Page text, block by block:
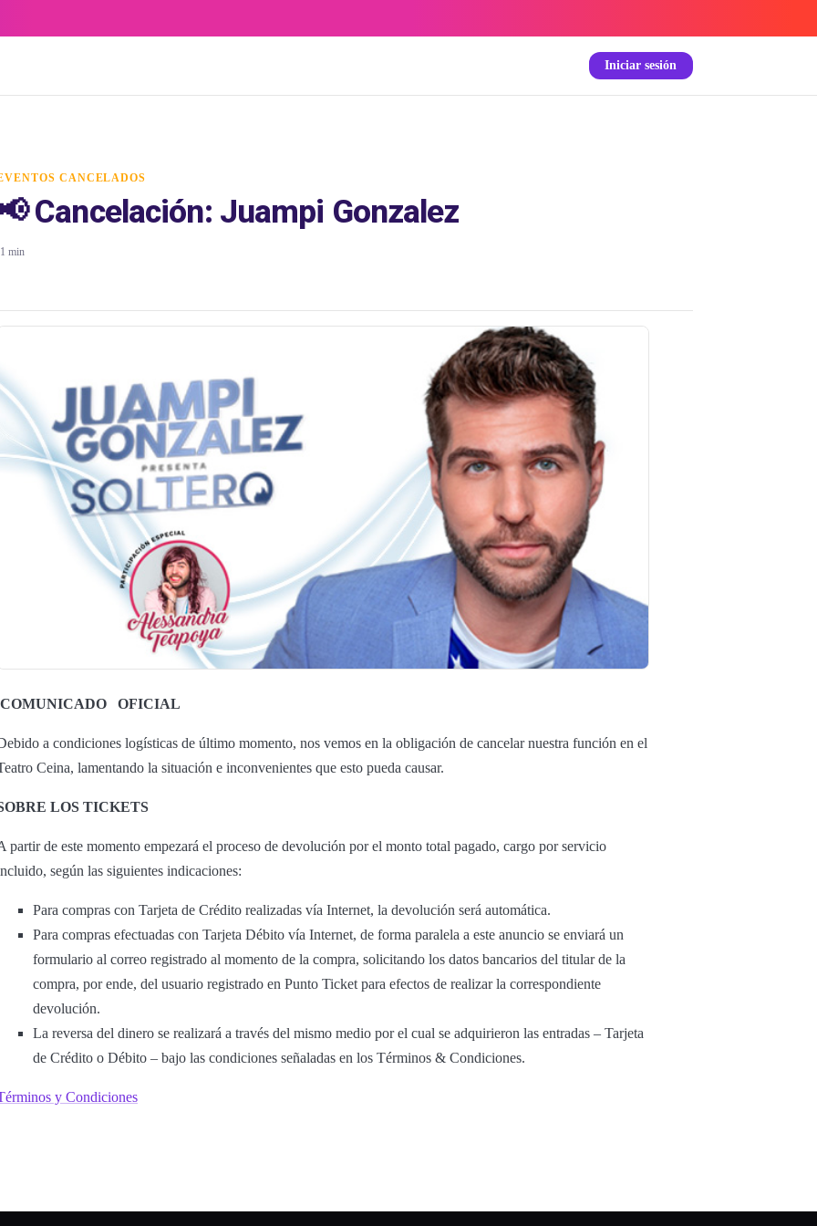
Iniciar sesión
CANCELADOS
Cancelación: Juampi Gonzalez
1 min
COMUNICADO OFICIAL
a condiciones logísticas de último momento, nos vemos en la obligación de cancelar nuestra función en el
Ceina, lamentando la situación e inconvenientes que esto pueda causar.
LOS TICKETS
partir de este momento empezará el proceso de devolución por el monto total pagado, cargo por servicio
según las siguientes indicaciones:
Para compras con Tarjeta de Crédito realizadas vía Internet, la devolución será automática.
Para compras efectuadas con Tarjeta Débito vía Internet, de forma paralela a este anuncio se enviará un
formulario al correo registrado al momento de la compra, solicitando los datos bancarios del titular de la
compra, por ende, del usuario registrado en Punto Ticket para efectos de realizar la correspondiente
devolución.
La reversa del dinero se realizará a través del mismo medio por el cual se adquirieron las entradas – Tarjeta
de Crédito o Débito – bajo las condiciones señaladas en los Términos & Condiciones.
y Condiciones